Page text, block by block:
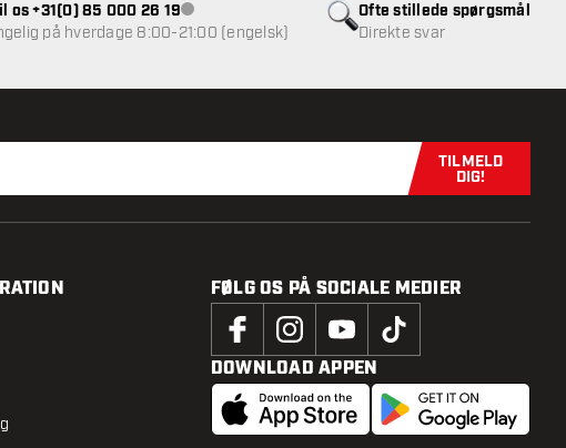
Ofte stillede spørgsmål
Direkte svar
os +31(0) 85 000 26 19Kundeservice ikke tilgængelig
på hverdage 8:00-21:00 (engelsk)
Tilmeld dig
TILMELD
DIG!
FØLG OS PÅ SOCIALE MEDIER
DOWNLOAD APPEN